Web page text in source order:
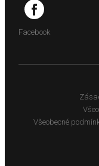
Facebook
Všeobecné